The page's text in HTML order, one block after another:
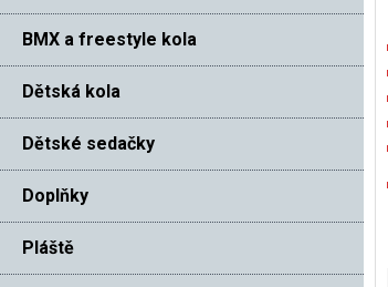
BMX a freestyle kola
Dětská kola
Dětské sedačky
Doplňky
Pláště